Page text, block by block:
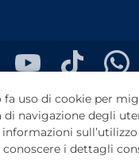
fa uso di cookie per
di navigazione degli
conoscere i dettagli